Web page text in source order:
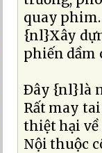
quay
{nl}Xây
phiến dầm
Ðây {nl}là
Rất may
thiệt hại về
Nội thuộc